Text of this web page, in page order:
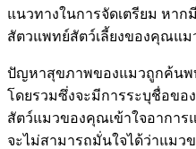
แนวทางในการจัดเตรียม หา
สัตวแพทย์สัตว์เลี้ยงของคุณแ
ปัญหาสุขภาพของแมวถูกค้นพ
โดยรวมซึ่งจะมีการระบุชื่อข
สัตว์แมวของคุณเข้าใจอากา
จะไม่สามารถมั่นใจได้ว่าแม